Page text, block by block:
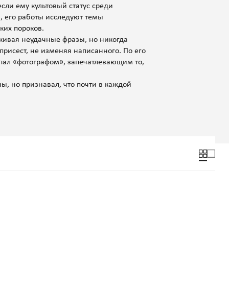
ему культовый статус среди
его работы исследуют темы
пороков.
неудачные фразы, но никогда
не изменяя написанного. По его
«фотографом», запечатлевающим то,
но признавал, что почти в каждой